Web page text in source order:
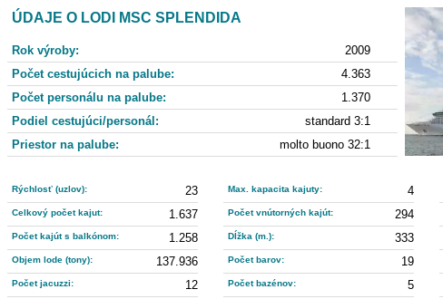
ÚDAJE O LODI MSC SPLENDIDA
Rok výroby:
2009
Počet cestujúcich na palube:
4.363
Počet personálu na palube:
1.370
Podiel cestujúci/personál:
standard 3:1
Priestor na palube:
molto buono 32:1
Rýchlosť (uzlov): 23 Max. kapacita kajuty: 4
Celkový počet kajut: 1.637 Počet vnútorných kajút: 294
Počet kajút s balkónom: 1.258 Dĺžka (m.): 333
Objem lode (tony): 137.936 Počet barov: 19
Počet jacuzzi: 12 Počet bazénov: 5